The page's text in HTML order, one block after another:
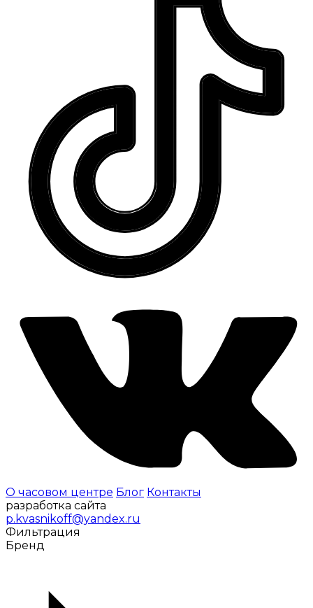
О часовом центре Блог Контакты
разработка сайта
p.kvasnikoff@yandex.ru
Фильтрация
Бренд